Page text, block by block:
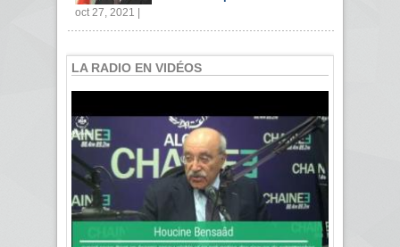
oct 27, 2021 |
LA RADIO EN VIDÉOS